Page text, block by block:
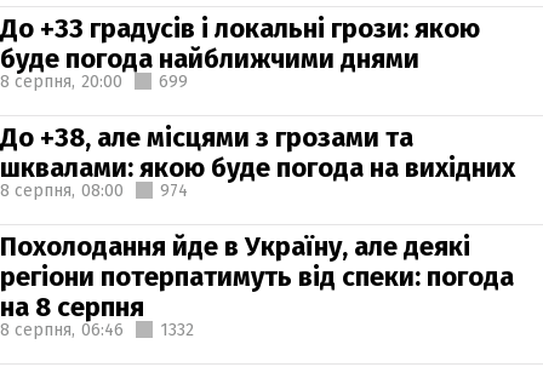
До +33 градусів і локальні грози: якою
буде погода найближчими днями
8 серпня, 20:00 699
До +38, але місцями з грозами та
шквалами: якою буде погода на вихідних
8 серпня, 08:00 974
Похолодання йде в Україну, але деякі
регіони потерпатимуть від спеки: погода
на 8 серпня
8 серпня, 06:46 1332